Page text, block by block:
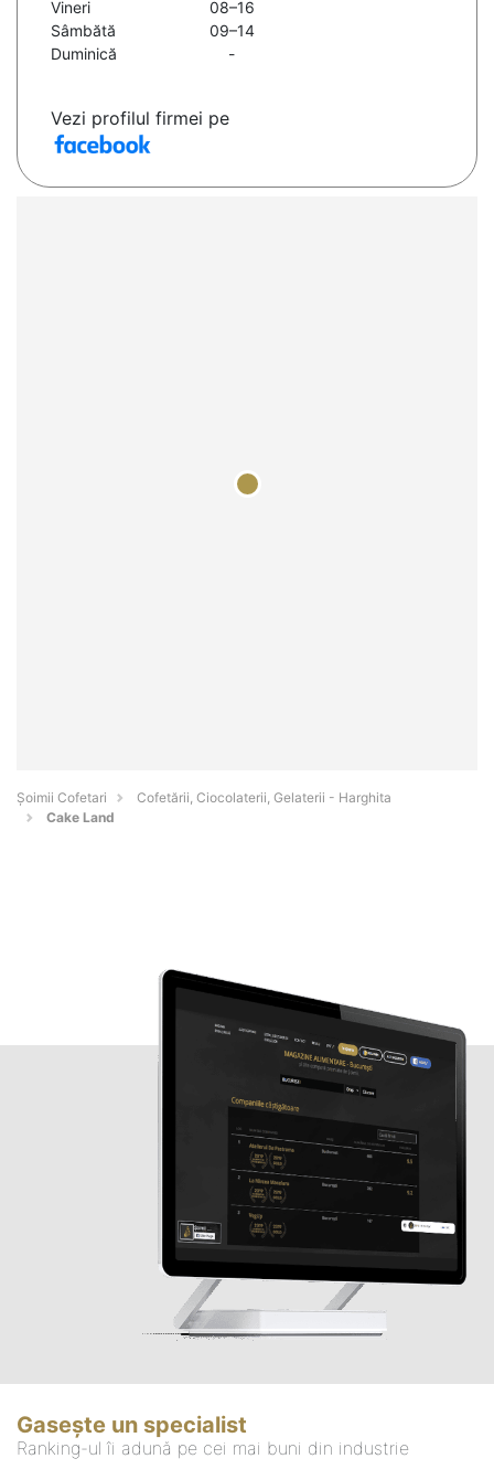
Vineri
08–16
Sâmbătă
09–14
Duminică
-
Vezi profilul firmei pe
Șoimii Cofetari
Cofetării, Ciocolaterii, Gelaterii - Harghita
Cake Land
Gasește un specialist
Ranking-ul îi adună pe cei mai buni din industrie